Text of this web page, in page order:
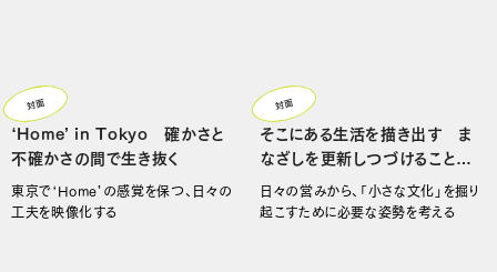
‘Home’ in Tokyo 確かさと
不確かさの間で生き抜く
東京で‘Home’の感覚を保つ、日々の
工夫を映像化する
対面
そこにある生活を描き出す ま
なざしを更新しつづけることは
可能か？
日々の営みから、「小さな文化」を掘り
起こすために必要な姿勢を考える
対面